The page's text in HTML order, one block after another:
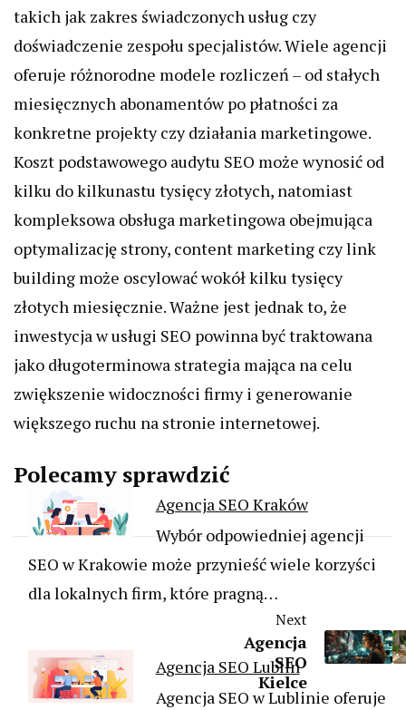
takich jak zakres świadczonych usług czy
doświadczenie zespołu specjalistów. Wiele agencji
oferuje różnorodne modele rozliczeń – od stałych
miesięcznych abonamentów po płatności za
konkretne projekty czy działania marketingowe.
Koszt podstawowego audytu SEO może wynosić od
kilku do kilkunastu tysięcy złotych, natomiast
kompleksowa obsługa marketingowa obejmująca
optymalizację strony, content marketing czy link
building może oscylować wokół kilku tysięcy
złotych miesięcznie. Ważne jest jednak to, że
inwestycja w usługi SEO powinna być traktowana
jako długoterminowa strategia mająca na celu
zwiększenie widoczności firmy i generowanie
większego ruchu na stronie internetowej.
Polecamy sprawdzić
Agencja SEO Kraków
Wybór odpowiedniej agencji
SEO w Krakowie może przynieść wiele korzyści
dla lokalnych firm, które pragną…
Agencja SEO Lublin
Agencja SEO w Lublinie oferuje
Next
Agencja
SEO
Kielce